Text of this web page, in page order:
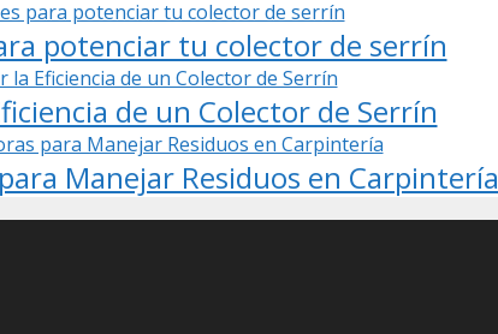
potenciar tu colector de serrín
de un Colector de Serrín
Manejar Residuos en Carpintería